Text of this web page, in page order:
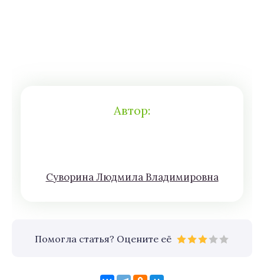
Автор:
Сyвoрина Людмилa Влaдимирoвна
Помогла статья? Оцените её